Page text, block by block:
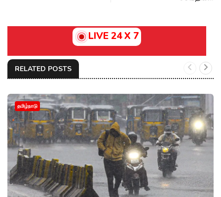
LIVE 24 X 7
RELATED POSTS
தமிழ்நாடு